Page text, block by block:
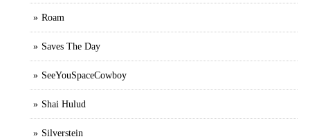
Roam
Saves The Day
SeeYouSpaceCowboy
Shai Hulud
Silverstein